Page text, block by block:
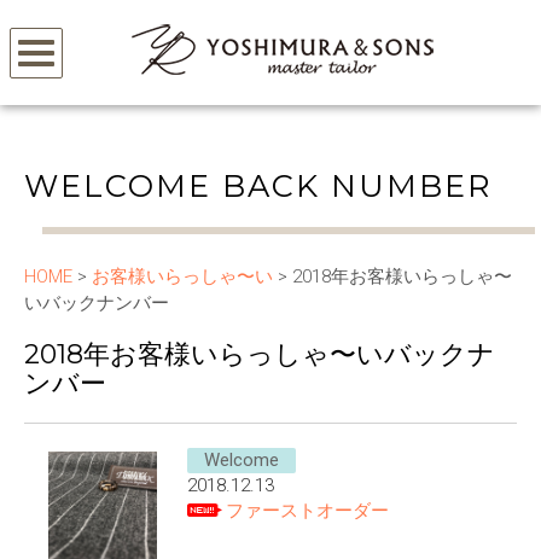
WELCOME BACK NUMBER
HOME > お客様いらっしゃ〜い > 2018年お客様いらっしゃ〜
いバックナンバー
2018年お客様いらっしゃ〜いバックナ
ンバー
Welcome
2018.12.13
ファーストオーダー